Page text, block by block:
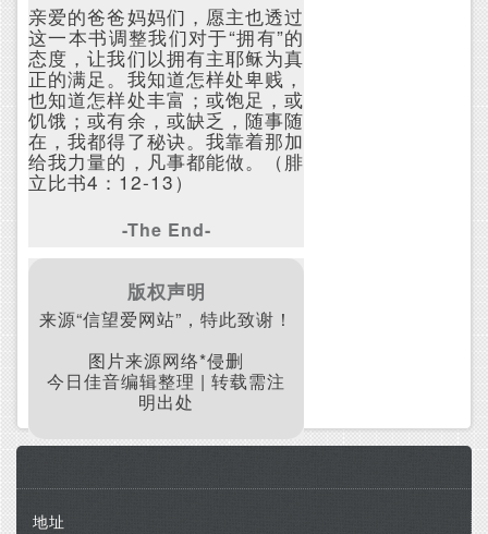
亲爱的爸爸妈妈们，愿主也透过
这一本书调整我们对于“拥有”的
态度，让我们以拥有主耶稣为真
正的满足。我知道怎样处卑贱，
也知道怎样处丰富；或饱足，或
饥饿；或有余，或缺乏，随事随
在，我都得了秘诀。我靠着那加
给我力量的，凡事都能做。（腓
立比书4：12-13）
-The End-
版权声明
来源“信望爱网站”，特此致谢！
图片来源网络*侵删
今日佳音编辑整理 | 转载需注
明出处
地址